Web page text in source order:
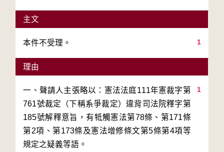
主文
1
本件不受理。
理由
1
一、聲請人主張略以：憲法法庭111年憲裁字第
761號裁定（下稱系爭裁定）違背司法院釋字第
185號解釋意旨，有牴觸憲法第78條、第171條
第2項、第173條及憲法增修條文第5條第4項等